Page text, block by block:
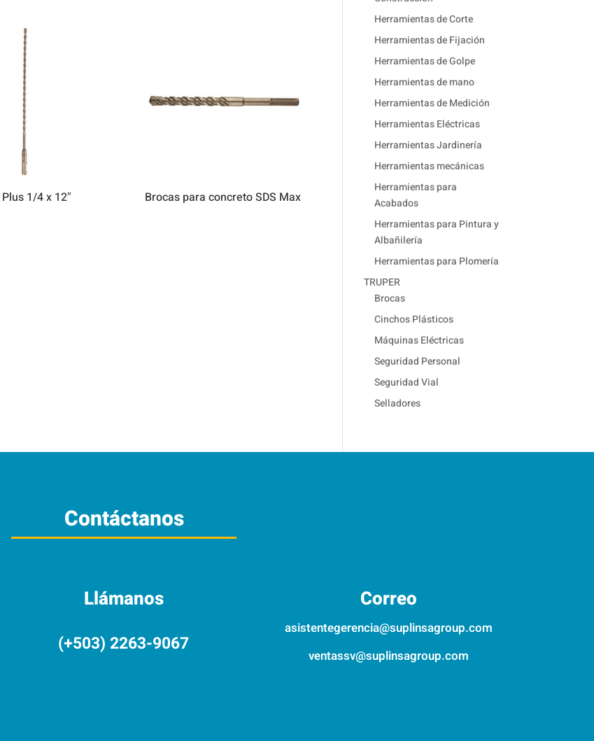
1/4 x 12″ Brocas para concreto SDS Max
Herramientas de Corte
Herramientas de Fijación
Herramientas de Golpe
Herramientas de mano
Herramientas de Medición
Herramientas Eléctricas
Herramientas Jardinería
Herramientas mecánicas
Herramientas para
Acabados
Herramientas para Pintura y
Albañilería
Herramientas para Plomería
TRUPER
Brocas
Cinchos Plásticos
Máquinas Eléctricas
Seguridad Personal
Seguridad Vial
Selladores
Contáctanos
Llámanos
(+503) 2263-9067
Correo
asistentegerencia@suplinsagroup.com
ventassv@suplinsagroup.com